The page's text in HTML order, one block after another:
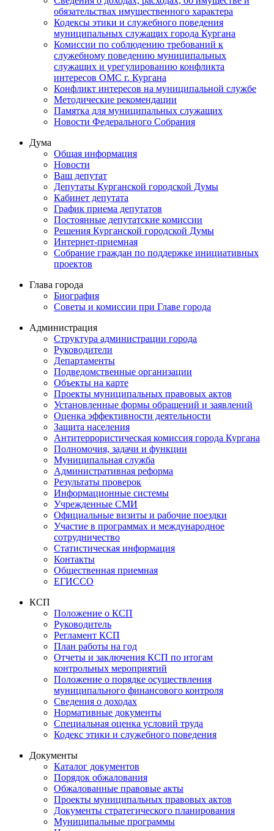
обязательствах имущественного характера
Кодексы этики и служебного поведения
муниципальных служащих города Кургана
Комиссии по соблюдению требований к
служебному поведению муниципальных
служащих и урегулированию конфликта
интересов ОМС г. Кургана
Конфликт интересов на муниципальной службе
Методические рекомендации
Памятка для муниципальных служащих
Новости Федерального Cобрания
Дума
Общая информация
Новости
Ваш депутат
Депутаты Курганской городской Думы
Кабинет депутата
График приема депутатов
Постоянные депутатские комиссии
Решения Курганской городской Думы
Интернет-приемная
Собрание граждан по поддержке инициативных
проектов
Глава города
Биография
Советы и комиссии при Главе города
Администрация
Структура администрации города
Руководители
Департаменты
Подведомственные организации
Объекты на карте
Проекты муниципальных правовых актов
Установленные формы обращений и заявлений
Оценка эффективности деятельности
Защита населения
Антитеррористическая комиссия города Кургана
Полномочия, задачи и функции
Муниципальная служба
Административная реформа
Результаты проверок
Информационные системы
Учрежденные СМИ
Официальные визиты и рабочие поездки
Участие в программах и международное
сотрудничество
Статистическая информация
Контакты
Общественная приемная
ЕГИССО
КСП
Положение о КСП
Руководитель
Регламент КСП
План работы на год
Отчеты и заключения КСП по итогам
контрольных мероприятий
Положение о порядке осуществления
муниципального финансового контроля
Сведения о доходах
Нормативные документы
Специальная оценка условий труда
Кодекс этики и служебного поведения
Документы
Каталог документов
Порядок обжалования
Обжалованные правовые акты
Проекты муниципальных правовых актов
Документы стратегического планирования
Муниципальные программы